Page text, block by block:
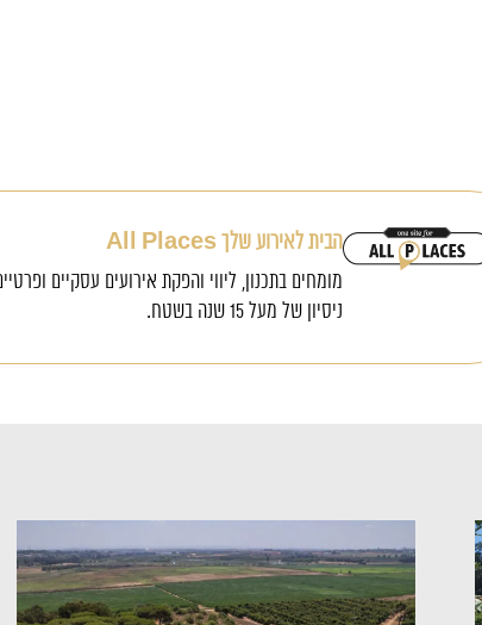
הבית לאירוע שלך All Places
מומחים בתכנון, ליווי והפקת אירועים עסקיים
ניסיון של מעל 15 שנה בשטח.